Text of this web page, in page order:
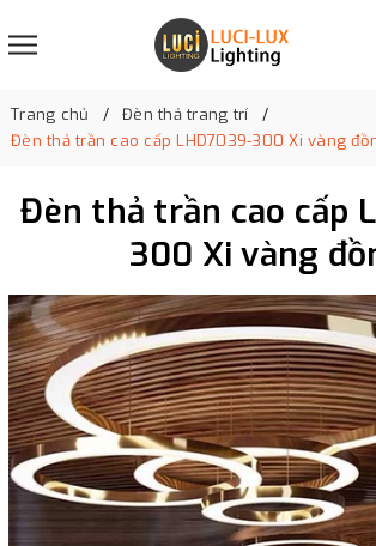
Trang chủ
Đèn thả trang trí
Đèn thả trần cao cấp LHD7039-300 Xi vàng
Đèn thả trần cao cấp
300 Xi vàng